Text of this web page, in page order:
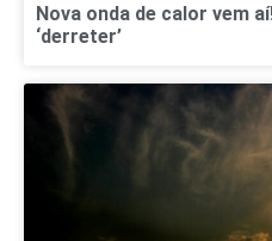
Nova onda de calor vem
‘derreter’